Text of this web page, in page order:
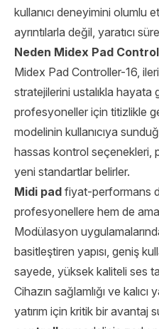
kullanıcı deneyimini olumlu
ayrıntılarla değil, yaratıcı
Neden Midex Pad
Midex Pad Controller-16,
stratejilerini ustalıkla hayata
profesyoneller için titizlikle
modelinin kullanıcıya
hassas kontrol seçenekleri,
yeni standartlar belirler.
Midi pad fiyat-performans
profesyonellere hem de
Modülasyon
basitleştiren yapısı, geniş
sayede, yüksek kaliteli ses
Cihazın sağlamlığı ve kalıcı
yatırım için kritik bir avantaj